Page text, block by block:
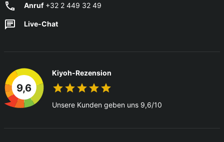
Anruf+32 2 449 32 49
Live-Chat
9,6
Kiyoh-Rezension
Unsere Kunden geben uns 9,6/10